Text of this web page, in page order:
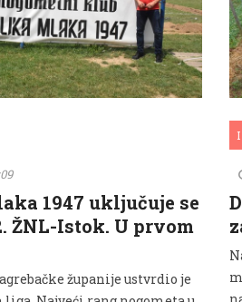
1947 uključuje se
ŽNL-Istok. U prvom
županije ustvrdio je
I